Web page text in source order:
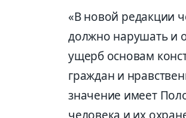
«В новой редакции
должно нарушать и
ущерб основам
граждан и
значение имеет
человека и их